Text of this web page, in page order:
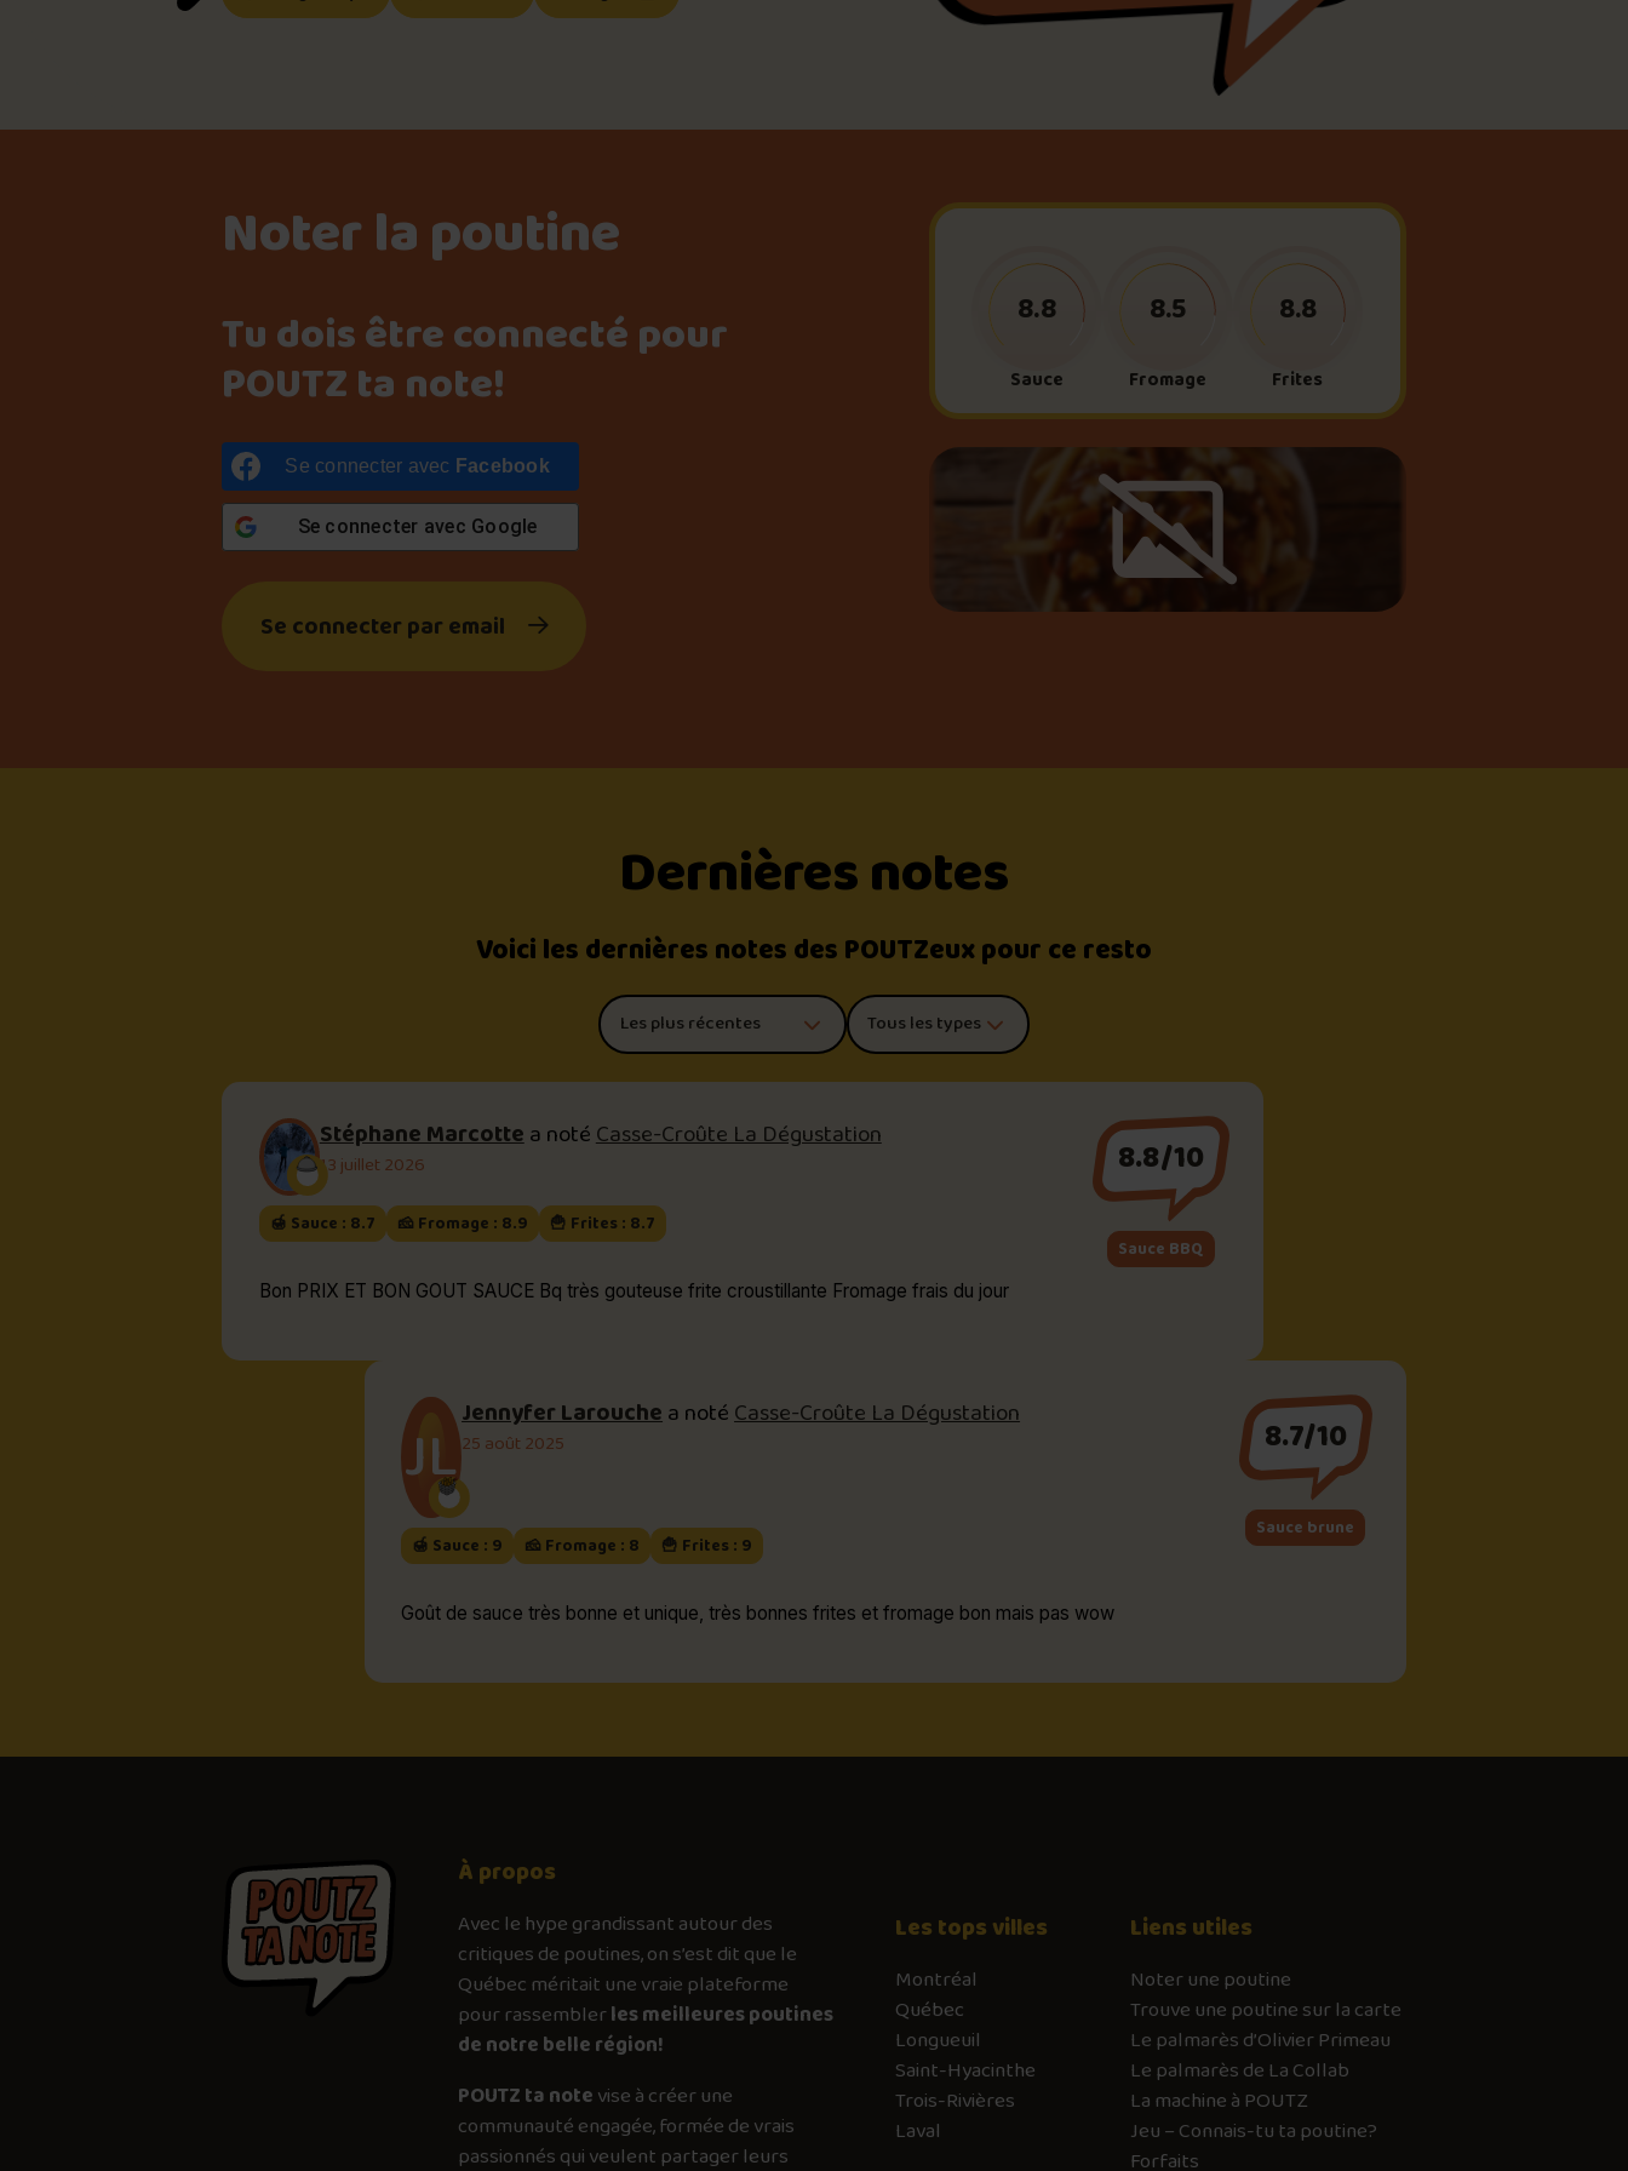
Le palmarès d’Olivier Primeau
Foire aux questions
Noter la poutine
Tu dois être connecté pour
POUTZ ta note!
Se connecter avec Facebook
Se connecter avec Google
Se connecter par email
Sauce
8.8
Fromage
8.5
Frites
8.8
Dernières notes
Voici les dernières notes des POUTZeux pour ce resto
Trier les commentaires
Filtrer par type de poutine
Stéphane Marcottea notéCasse-Croûte La Dégustation
13 juillet 2026
🍯 Sauce : 8.7 🧀 Fromage : 8.9 🍟 Frites : 8.7
8.8/10
Sauce BBQ
Bon PRIX ET BON GOUT SAUCE Bq très gouteuse frite croustillante Fromage frais du jour
JLJennyfer Larouchea notéCasse-Croûte La Dégustation
25 août 2025
🍯 Sauce : 9 🧀 Fromage : 8 🍟 Frites : 9
8.7/10
Sauce brune
Goût de sauce très bonne et unique, très bonnes frites et fromage bon mais pas wow
À propos
Avec lehypegrandissant autour des
critiques de poutines, on s’est dit que le
Québec méritait une vraie plateforme
pour rassemblerles meilleures poutines
de notre belle région!
POUTZ ta notevise à créer une
communauté engagée, formée de vrais
passionnés qui veulent partager leurs
Les tops villes
Montréal
Québec
Longueuil
Saint-Hyacinthe
Trois-Rivières
Laval
Liens utiles
Noter une poutine
Trouve une poutine sur la carte
Le palmarès d’Olivier Primeau
Le palmarès de La Collab
La machine à POUTZ
Jeu – Connais-tu ta poutine?
Forfaits